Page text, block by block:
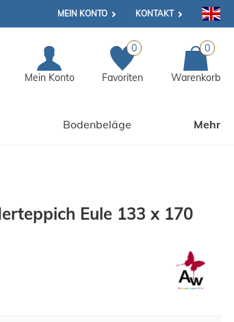
MEIN KONTO KONTAKT
Mein Konto
0
Favoriten
0
Warenkorb
Bodenbeläge Mehr
Eule 133 x 170